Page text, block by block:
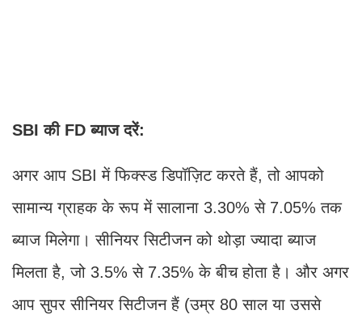
SBI की FD ब्याज दरें:
अगर आप SBI में फिक्स्ड डिपॉज़िट करते हैं, तो आपको
सामान्य ग्राहक के रूप में सालाना 3.30% से 7.05% तक
ब्याज मिलेगा। सीनियर सिटीजन को थोड़ा ज्यादा ब्याज
मिलता है, जो 3.5% से 7.35% के बीच होता है। और अगर
आप सुपर सीनियर सिटीजन हैं (उम्र 80 साल या उससे